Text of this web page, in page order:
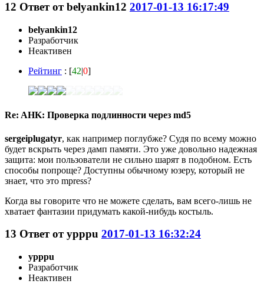
12 Ответ отbelyankin12 2017-01-13 16:17:49
belyankin12
Разработчик
Неактивен
Рейтинг : [42|0]
Re: AHK: Проверка подлинности через md5
sergeiplugatyr, как например поглубже? Судя по всему можно
будет вскрыть через дамп памяти. Это уже довольно надежная
защита: мои пользователи не сильно шарят в подобном. Есть
способы попроще? Доступны обычному юзеру, который не
знает, что это mpress?
Когда вы говорите что не можете сделать, вам всего-лишь не
хватает фантазии придумать какой-нибудь костыль.
13 Ответ отypppu 2017-01-13 16:32:24
ypppu
Разработчик
Неактивен